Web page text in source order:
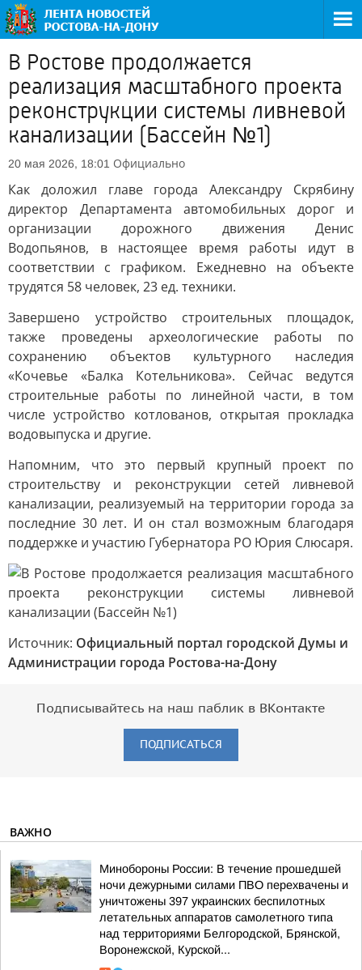
В Ростове продолжается
реализация масштабного проекта
реконструкции системы ливневой
канализации (Бассейн №1)
20 мая 2026, 18:01 Официально
Как доложил главе города Александру Скрябину
директор Департамента автомобильных дорог и
организации дорожного движения Денис
Водопьянов, в настоящее время работы идут в
соответствии с графиком. Ежедневно на объекте
трудятся 58 человек, 23 ед. техники.
Завершено устройство строительных площадок,
также проведены археологические работы по
сохранению объектов культурного наследия
«Кочевье «Балка Котельникова». Сейчас ведутся
строительные работы по линейной части, в том
числе устройство котлованов, открытая прокладка
водовыпуска и другие.
Напомним, что это первый крупный проект по
строительству и реконструкции сетей ливневой
канализации, реализуемый на территории города за
последние 30 лет. И он стал возможным благодаря
поддержке и участию Губернатора РО Юрия Слюсаря.
Источник: Официальный портал городской Думы и
Администрации города Ростова-на-Дону
Подписывайтесь на наш паблик в ВКонтакте
ПОДПИСАТЬСЯ
ВАЖНО
Минобороны России: В течение прошедшей
ночи дежурными силами ПВО перехвачены и
уничтожены 397 украинских беспилотных
летательных аппаратов самолетного типа
над территориями Белгородской, Брянской,
Воронежской, Курской...